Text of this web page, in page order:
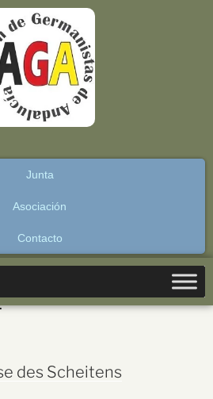
Junta
Asociación
Contacto
des Scheitens